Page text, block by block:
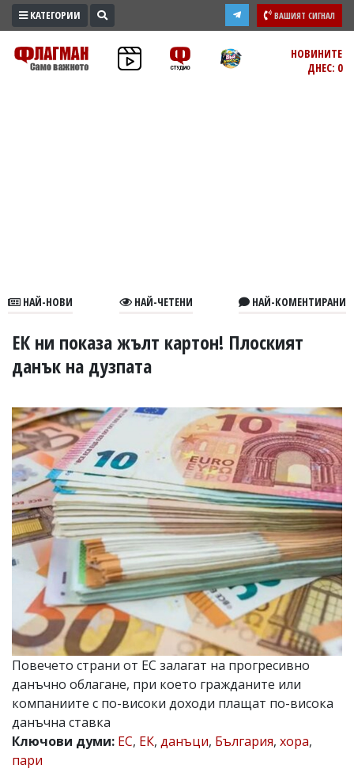
ПРОМО
ЗОНА
В
УКРАЙНА
РАЗСЛЕДВАНЕ
БИЗНЕС
ЮГ
Управители:
Веселин
Василев,
email:
v.vasilev@flagman.bg
Катя
Касабова,
еmail:k.kassabova@flagman.bg
Главен
редактор:
Иван
Колев,
email:
Коментарите
под
се
КАТЕГОРИИ ВАШИЯТ СИГНАЛ
НОВИНИТЕ
ДНЕС: 0
НАЙ-НОВИ НАЙ-ЧЕТЕНИ НАЙ-КОМЕНТИРАНИ
ЕК ни показа жълт картон! Плоският
данък на дузпата
Повечето страни от ЕС залагат на прогресивно
данъчно облагане, при което гражданите или
компаниите с по-високи доходи плащат по-висока
данъчна ставка
Ключови думи: ЕС, ЕК, данъци, България, хора,
пари